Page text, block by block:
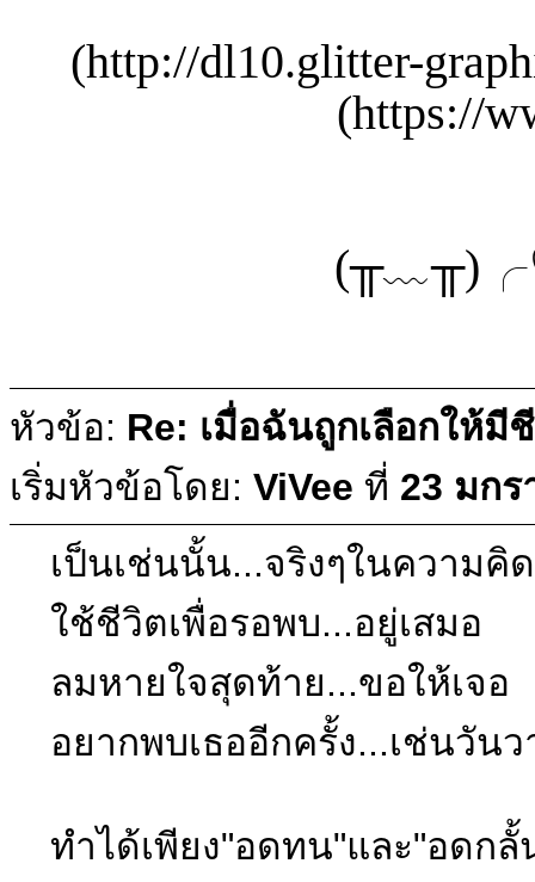
(http://dl10.glitter-
(https://
หัวข้อ: Re: เมื่อฉันถูกเลือกให้มี
เริ่มหัวข้อโดย: ViVee ที่ 23 มกร
เป็นเช่นนั้น...จริงๆในความคิด
ใช้ชีวิตเพื่อรอพบ...อยู่เสมอ
ลมหายใจสุดท้าย...ขอให้เจอ
อยากพบเธออีกครั้ง...เช่นวัน
ทำได้เพียง"อดทน"และ"อดกลั้